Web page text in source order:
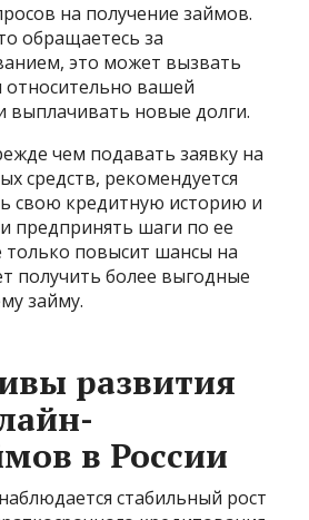
на получение займов.
обращаетесь за
это может вызвать
относительно вашей
выплачивать новые долги.
чем подавать заявку на
средств, рекомендуется
свою кредитную историю и
предпринять шаги по ее
повысит шансы на
получить более выгодные
займу.
развития
в России
стабильный рост